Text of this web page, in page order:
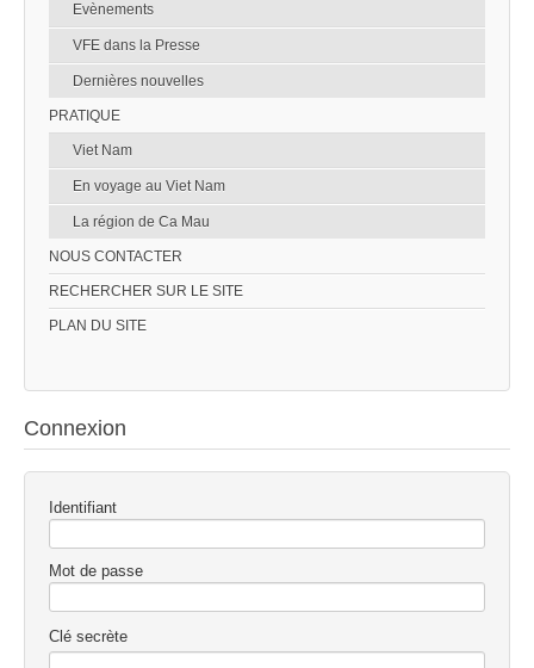
Evènements
VFE dans la Presse
Dernières nouvelles
PRATIQUE
Viet Nam
En voyage au Viet Nam
La région de Ca Mau
NOUS CONTACTER
RECHERCHER SUR LE SITE
PLAN DU SITE
Connexion
Identifiant
Mot de passe
Clé secrète